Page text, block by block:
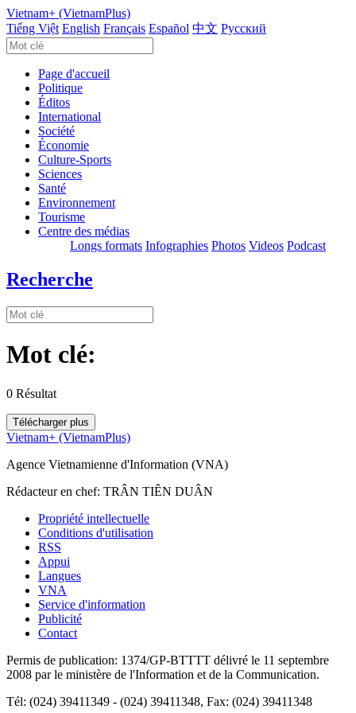
Vietnam+ (VietnamPlus)
Tiếng Việt English Français Español 中文 Русский
Page d'accueil
Politique
Éditos
International
Société
Économie
Culture-Sports
Sciences
Santé
Environnement
Tourisme
Centre des médias
Longs formats Infographies Photos Videos Podcast
Recherche
Mot clé:
0 Résultat
Télécharger plus
Vietnam+ (VietnamPlus)
Agence Vietnamienne d'Information (VNA)
Rédacteur en chef: TRÂN TIÊN DUÂN
Propriété intellectuelle
Conditions d'utilisation
RSS
Appui
Langues
VNA
Service d'information
Publicité
Contact
Permis de publication: 1374/GP-BTTTT délivré le 11 septembre
2008 par le ministère de l'Information et de la Communication.
Tél: (024) 39411349 - (024) 39411348, Fax: (024) 39411348